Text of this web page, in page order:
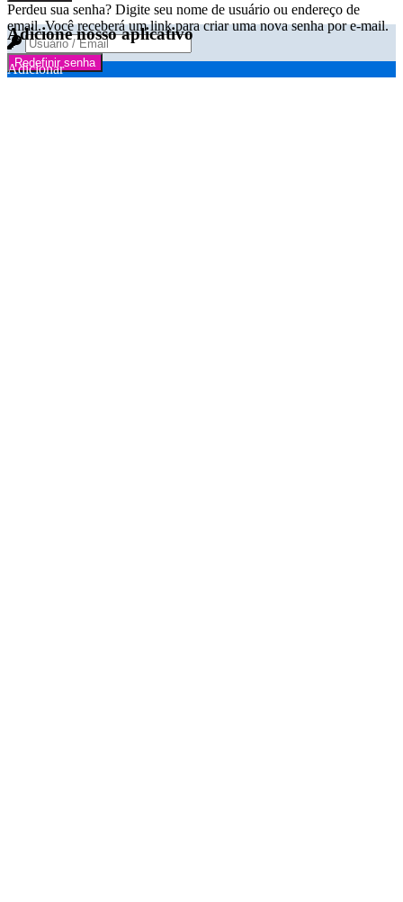
Perdeu sua senha? Digite seu nome de usuário ou endereço de
email. Você receberá um link para criar uma nova senha por e-mail.
Redefinir senha
Adicione nosso aplicativo
Adicionar